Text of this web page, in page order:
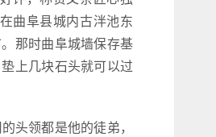
曲阜县城内古泮池东
那时曲阜城墙保存基
上几块石头就可以过
头领都是他的徒弟，